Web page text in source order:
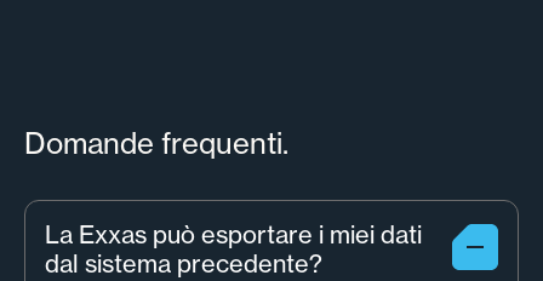
Domande frequenti.
La Exxas può esportare i miei dati
dal sistema precedente?